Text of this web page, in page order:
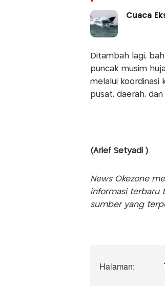
Cuaca
Ditambah lagi,
puncak musim
melalui koordinasi
pusat, daerah,
(Arief Setyadi )
News Okezone
informasi terbaru
sumber yang
Halaman: 1